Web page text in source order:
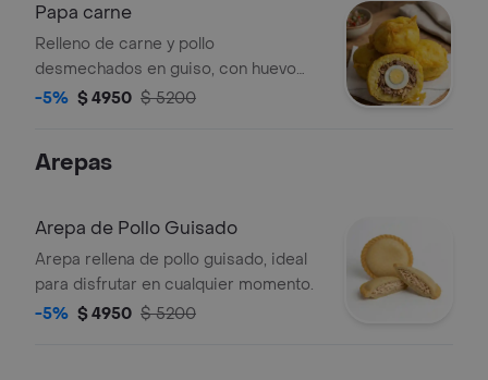
Papa carne
Relleno de carne y pollo
desmechados en guiso, con huevo
cocido.
-5% $ 4950 $ 5200
Arepas
Arepa de Pollo Guisado
Arepa rellena de pollo guisado, ideal
para disfrutar en cualquier momento.
-5% $ 4950 $ 5200